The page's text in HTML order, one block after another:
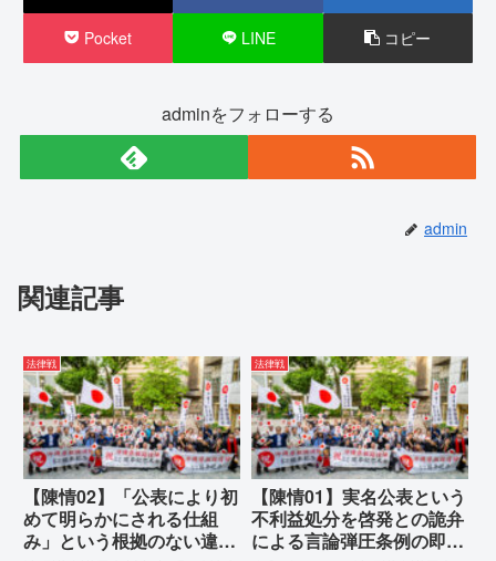
Pocket LINE コピー
adminをフォローする
admin
関連記事
法律戦
【陳情02】「公表により初
めて明らかにされる仕組
み」という根拠のない違法
法律戦
【陳情01】実名公表という
不利益処分を啓発との詭弁
による言論弾圧条例の即時